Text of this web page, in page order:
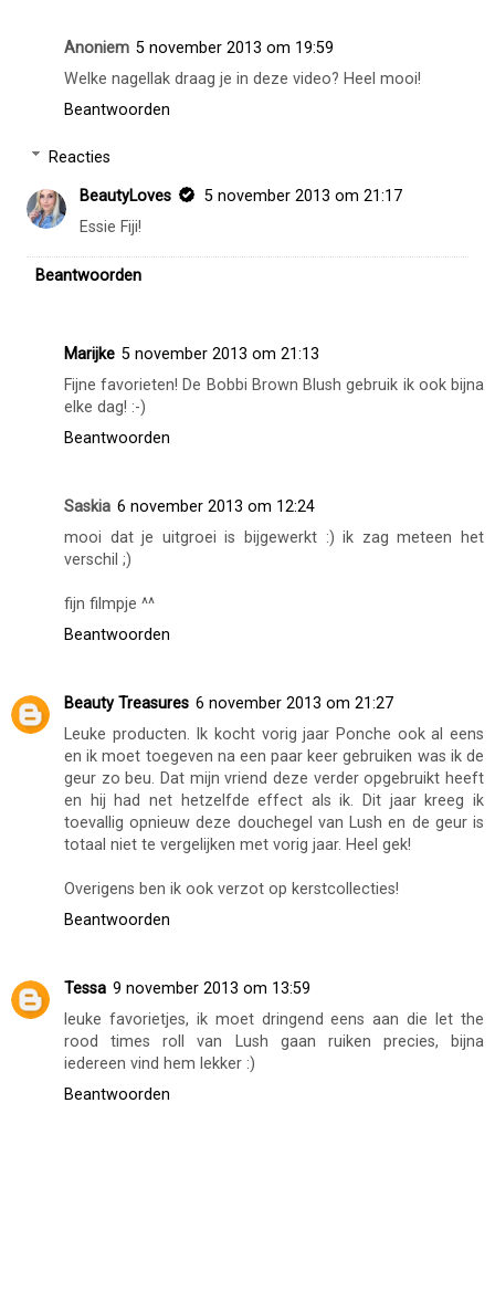
Anoniem 5 november 2013 om 19:59
Welke nagellak draag je in deze video? Heel mooi!
Beantwoorden
Reacties
BeautyLoves
5 november 2013 om 21:17
Essie Fiji!
Beantwoorden
Marijke 5 november 2013 om 21:13
Fijne favorieten! De Bobbi Brown Blush gebruik ik ook bijna
elke dag! :-)
Beantwoorden
Saskia 6 november 2013 om 12:24
mooi dat je uitgroei is bijgewerkt :) ik zag meteen het
verschil ;)
fijn filmpje ^^
Beantwoorden
Beauty Treasures 6 november 2013 om 21:27
Leuke producten. Ik kocht vorig jaar Ponche ook al eens
en ik moet toegeven na een paar keer gebruiken was ik de
geur zo beu. Dat mijn vriend deze verder opgebruikt heeft
en hij had net hetzelfde effect als ik. Dit jaar kreeg ik
toevallig opnieuw deze douchegel van Lush en de geur is
totaal niet te vergelijken met vorig jaar. Heel gek!
Overigens ben ik ook verzot op kerstcollecties!
Beantwoorden
Tessa 9 november 2013 om 13:59
leuke favorietjes, ik moet dringend eens aan die let the
rood times roll van Lush gaan ruiken precies, bijna
iedereen vind hem lekker :)
Beantwoorden